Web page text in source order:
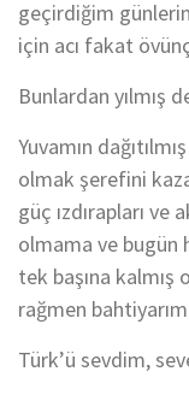
geçirdiğim
için acı fakat
Bunlardan yılmış
Yuvamın
olmak şerefini
güç ızdırapları ve
olmama ve bugün
tek başına kalmış
rağmen
Türk’ü sevdim,